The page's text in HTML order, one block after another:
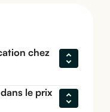
chez
le prix